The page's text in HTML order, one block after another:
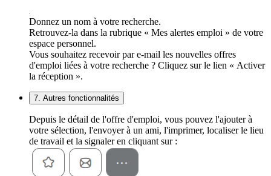
Donnez un nom à votre recherche.
Retrouvez-la dans la rubrique « Mes alertes emploi » de votre
espace personnel.
Vous souhaitez recevoir par e-mail les nouvelles offres
d'emploi liées à votre recherche ? Cliquez sur le lien « Activer
la réception ».
7. Autres fonctionnalités
Depuis le détail de l'offre d'emploi, vous pouvez l'ajouter à
votre sélection, l'envoyer à un ami, l'imprimer, localiser le lieu
de travail et la signaler en cliquant sur :